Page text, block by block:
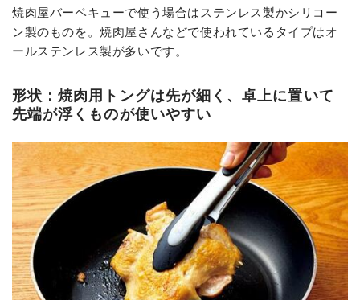
焼肉屋バーベキューで使う場合はステンレス製かシリコー
ン製のものを。焼肉屋さんなどで使われているタイプはオ
ールステンレス製が多いです。
形状：焼肉用トングは先が細く、卓上に置いて
先端が浮くものが使いやすい